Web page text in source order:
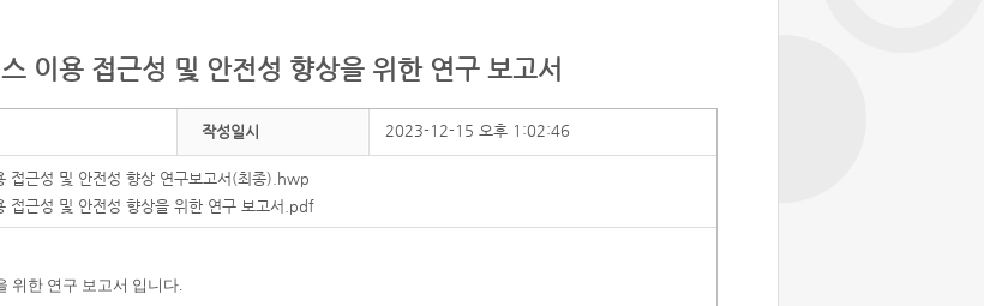
이용 접근성 및 안전성 향상을 위한 연구 보고서
작성일시 2023-12-15 오후 1:02:46
접근성 및 안전성 향상 연구보고서(최종).hwp
접근성 및 안전성 향상을 위한 연구 보고서.pdf
위한 연구 보고서 입니다.